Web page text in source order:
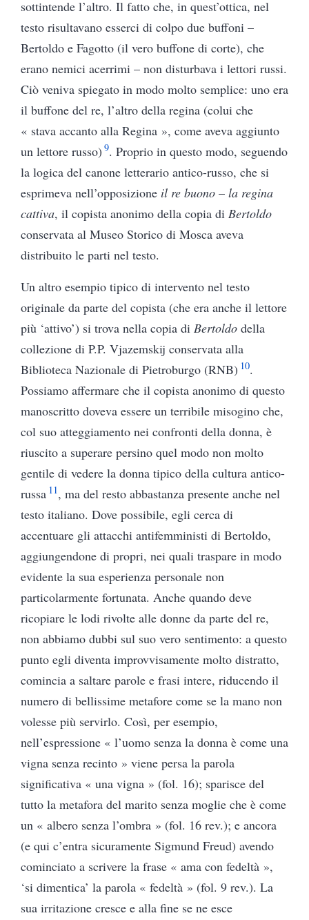
sottintende l’altro. Il fatto che, in quest’ottica, nel
testo risultavano esserci di colpo due buffoni –
Bertoldo e Fagotto (il vero buffone di corte), che
erano nemici acerrimi – non disturbava i lettori russi.
Ciò veniva spiegato in modo molto semplice: uno era
il buffone del re, l’altro della regina (colui che
« stava accanto alla Regina », come aveva aggiunto
un lettore russo) 9. Proprio in questo modo, seguendo
la logica del canone letterario antico-russo, che si
esprimeva nell’opposizione il re buono – la regina
cattiva, il copista anonimo della copia di Bertoldo
conservata al Museo Storico di Mosca aveva
distribuito le parti nel testo.
Un altro esempio tipico di intervento nel testo
originale da parte del copista (che era anche il lettore
più ‘attivo’) si trova nella copia di Bertoldo della
collezione di P.P. Vjazemskij conservata alla
Biblioteca Nazionale di Pietroburgo (RNB) 10.
Possiamo affermare che il copista anonimo di questo
manoscritto doveva essere un terribile misogino che,
col suo atteggiamento nei confronti della donna, è
riuscito a superare persino quel modo non molto
gentile di vedere la donna tipico della cultura antico-
russa 11, ma del resto abbastanza presente anche nel
testo italiano. Dove possibile, egli cerca di
accentuare gli attacchi antifemministi di Bertoldo,
aggiungendone di propri, nei quali traspare in modo
evidente la sua esperienza personale non
particolarmente fortunata. Anche quando deve
ricopiare le lodi rivolte alle donne da parte del re,
non abbiamo dubbi sul suo vero sentimento: a questo
punto egli diventa improvvisamente molto distratto,
comincia a saltare parole e frasi intere, riducendo il
numero di bellissime metafore come se la mano non
volesse più servirlo. Così, per esempio,
nell’espressione « l’uomo senza la donna è come una
vigna senza recinto » viene persa la parola
significativa « una vigna » (fol. 16); sparisce del
tutto la metafora del marito senza moglie che è come
un « albero senza l’ombra » (fol. 16 rev.); e ancora
(e qui c’entra sicuramente Sigmund Freud) avendo
cominciato a scrivere la frase « ama con fedeltà »,
‘si dimentica’ la parola « fedeltà » (fol. 9 rev.). La
sua irritazione cresce e alla fine se ne esce